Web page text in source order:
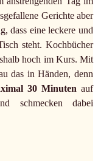
Gerichte aber
dass eine leckere und
steht. Kochbücher
hoch im Kurs. Mit
das in Händen, denn
30 Minuten auf
schmecken dabei